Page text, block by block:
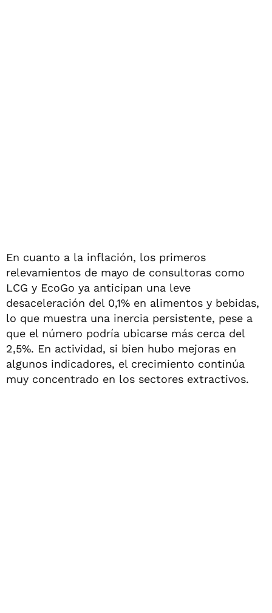
En cuanto a la inflación, los primeros
relevamientos de mayo de consultoras como
LCG y EcoGo ya anticipan una leve
desaceleración del 0,1% en alimentos y bebidas,
lo que muestra una inercia persistente, pese a
que el número podría ubicarse más cerca del
2,5%. En actividad, si bien hubo mejoras en
algunos indicadores, el crecimiento continúa
muy concentrado en los sectores extractivos.